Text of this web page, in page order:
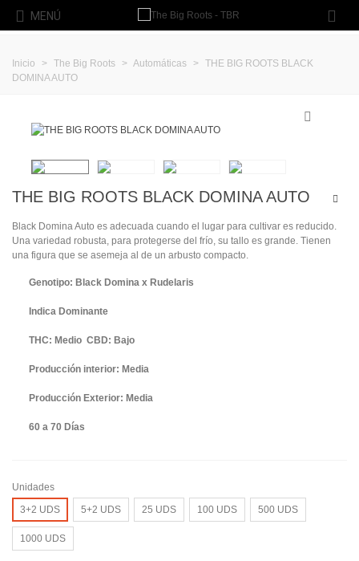
MENÚ
Inicio > The Big Roots > Automáticas > THE BIG ROOTS BLACK
DOMINA AUTO
THE BIG ROOTS BLACK DOMINA AUTO
Black Domina Auto es adecuada cuando el lugar para cultivar es reducido.
Una variedad robusta, para protegerse del frío, su tallo es grande. Tienen
una figura que se asemeja al de un arbusto compacto.
Genotipo: Black Domina x Rudelaris
Indica Dominante
THC: Medio CBD: Bajo
Producción interior: Media
Producción Exterior: Media
60 a 70 Días
Unidades
3+2 UDS
5+2 UDS 25 UDS 100 UDS 500 UDS
1000 UDS